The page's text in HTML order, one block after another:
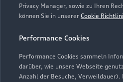
Privacy Manager, sowie zu Ihren
können Sie in unserer Cookie
Performance Cookies
Performance Cookies sammeln
darüber, wie unsere Webseite
Anzahl der Besuche, Verweildauer).
Service
Geöffnet bis12:00